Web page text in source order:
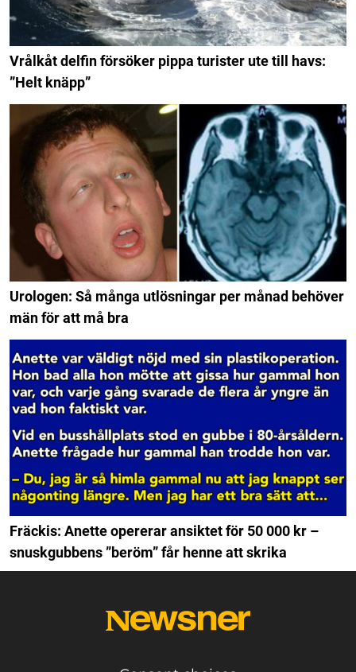
Vrålkåt delfin försöker pippa turister ute till havs:
”Helt knäpp”
Urologen: Så många utlösningar per månad behöver
män för att må bra
Fräckis: Anette opererar ansiktet för 50 000 kr –
snuskgubbens ”beröm” får henne att skrika